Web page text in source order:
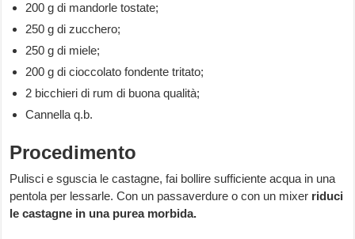
200 g di mandorle tostate;
250 g di zucchero;
250 g di miele;
200 g di cioccolato fondente tritato;
2 bicchieri di rum di buona qualità;
Cannella q.b.
Procedimento
Pulisci e sguscia le castagne, fai bollire sufficiente acqua in una
pentola per lessarle. Con un passaverdure o con un mixer riduci
le castagne in una purea morbida.